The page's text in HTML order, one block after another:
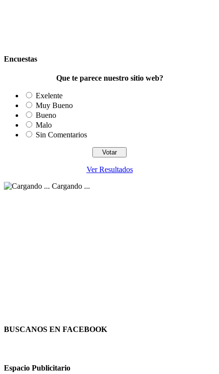
Encuestas
Que te parece nuestro sitio web?
Exelente
Muy Bueno
Bueno
Malo
Sin Comentarios
Ver Resultados
Cargando ...
BUSCANOS EN FACEBOOK
Espacio Publicitario